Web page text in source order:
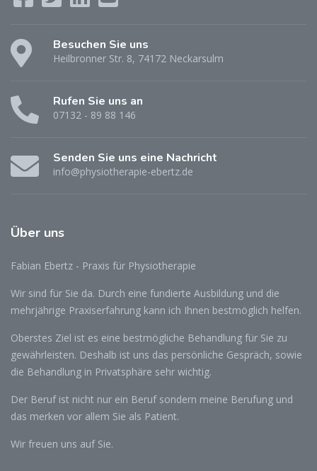
Besuchen Sie uns
Heilbronner Str. 8, 74172 Neckarsulm
Rufen Sie uns an
07132 - 89 88 146
Senden Sie uns eine Nachricht
info@physiotherapie-ebertz.de
Über uns
Fabian Ebertz - Praxis für Physiotherapie
Wir sind für Sie da. Durch eine fundierte Ausbildung und die
mehrjährige Praxiserfahrung kann ich Ihnen bestmöglich helfen.
Oberstes Ziel ist es eine bestmögliche Behandlung für Sie zu
gewährleisten. Deshalb ist uns das persönliche Gespräch, sowie
die Behandlung in Privatsphäre sehr wichtig.
Der Beruf ist nicht nur ein Beruf sondern meine Berufung und
das merken vor allem Sie als Patient.
Wir freuen uns auf Sie.